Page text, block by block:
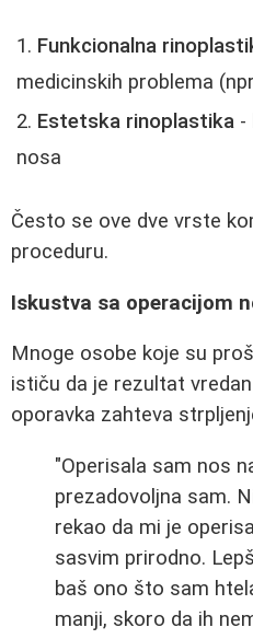
Funkcionalna
medicinskih problema
Estetska rinoplastika -
nosa
Često se ove dve vrste
proceduru.
Iskustva sa operacijom
Mnoge osobe koje su
ističu da je rezultat
oporavka zahteva
"Operisala sam nos
prezadovoljna sam.
rekao da mi je
sasvim prirodno.
baš ono što sam
manji, skoro da ih